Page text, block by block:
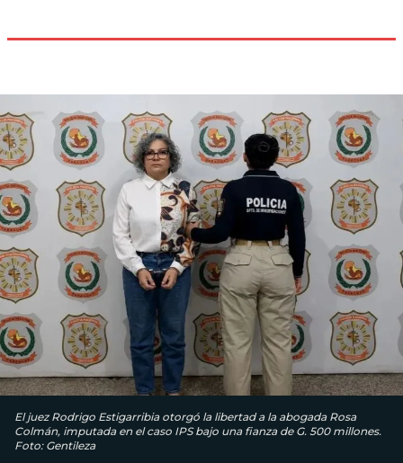
El juez Rodrigo Estigarribia otorgó la libertad a la abogada Rosa
Colmán, imputada en el caso IPS bajo una fianza de G. 500 millones.
Foto: Gentileza